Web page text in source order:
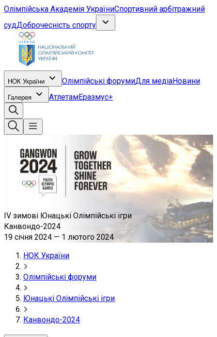
Олімпійська Академія УкраїниСпортивний арбітражний
судДоброчесність спорту
НОК України Олімпійські форумиДля медіаНовини
Галерея АтлетамЕразмус+
IV зимові Юнацькі Олімпійські ігри
Канвондо-2024
19 січня 2024 — 1 лютого 2024
НОК України
Олімпійські форуми
Юнацькі Олімпійські ігри
Канвондо-2024